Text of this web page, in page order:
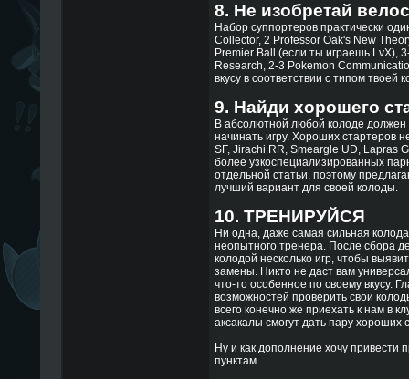
8. Не изобретай
Набор суппортеров практически
Collector, 2 Professor Oak's New
Premier Ball (если ты играешь LvX),
Research, 2-3 Pokemon
вкусу в соответствии с типом твоей
9. Найди хорошего
В абсолютной любой колоде должен
начинать игру. Хороших стартеров
SF, Jirachi RR, Smeargle UD, Lapras
более узкоспециализированных
отдельной статьи, поэтому
лучший вариант для своей колоды.
10. ТРЕНИРУЙСЯ
Ни одна, даже самая сильная
неопытного тренера. После сбора
колодой несколько игр, чтобы
замены. Никто не даст вам
что-то особенное по своему вкусу.
возможностей проверить свои
всего конечно же приехать к нам в
аксакалы смогут дать пару хороших
Ну и как дополнение хочу привести
пунктам.